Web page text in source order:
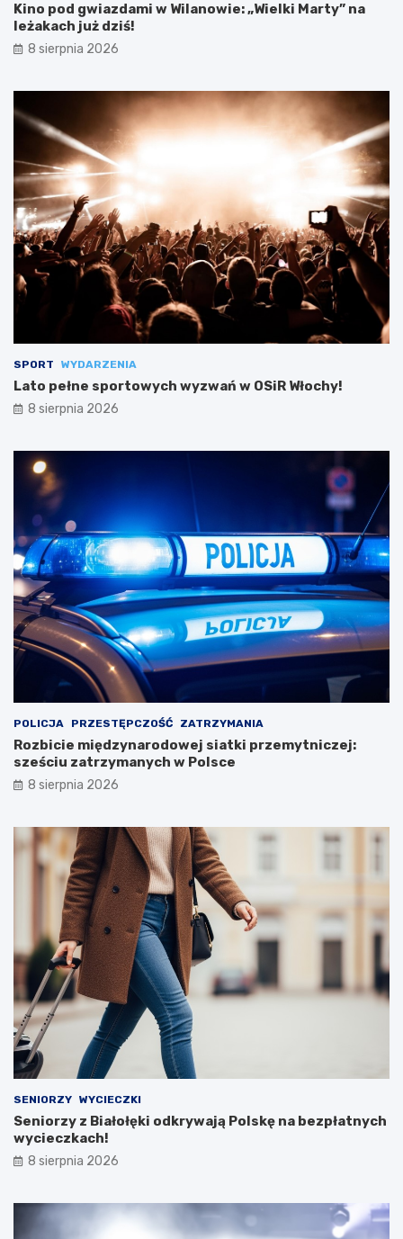
Kino pod gwiazdami w Wilanowie: „Wielki Marty” na
leżakach już dziś!
8 sierpnia 2026
SPORT WYDARZENIA
Lato pełne sportowych wyzwań w OSiR Włochy!
8 sierpnia 2026
POLICJA PRZESTĘPCZOŚĆ ZATRZYMANIA
Rozbicie międzynarodowej siatki przemytniczej:
sześciu zatrzymanych w Polsce
8 sierpnia 2026
SENIORZY WYCIECZKI
Seniorzy z Białołęki odkrywają Polskę na bezpłatnych
wycieczkach!
8 sierpnia 2026